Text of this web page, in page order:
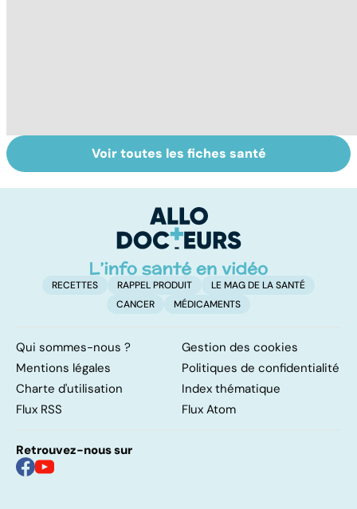
Dérèglement
hormonal : et si
Tout savoir sur
les infections
Voir toutes les fiches santé
RECETTES RAPPEL PRODUIT
LE MAG DE LA SANTÉ
CANCER
MÉDICAMENTS
Qui sommes-nous ?
Gestion des cookies
Mentions légales
Politiques de confidentialité
Charte d'utilisation
Index thématique
Flux RSS
Flux Atom
Retrouvez-nous sur